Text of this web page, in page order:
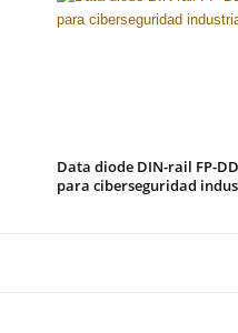
Data diode DIN-rail FP-
para ciberseguridad